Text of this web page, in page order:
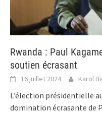
Rwanda : Paul
soutien écrasant
16 juillet 2024 Karol
L’élection présidentielle
domination écrasante de